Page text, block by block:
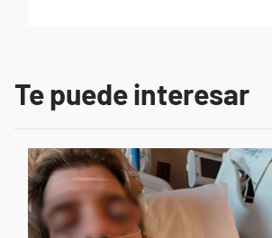
Te puede interesar